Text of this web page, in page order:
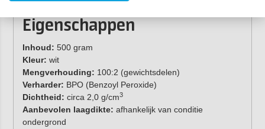
Eigenschappen
Inhoud: 500 gram
Kleur: wit
Mengverhouding: 100:2 (gewichtsdelen)
Verharder: BPO (Benzoyl Peroxide)
Dichtheid: circa 2,0 g/cm3
Aanbevolen laagdikte: afhankelijk van conditie
ondergrond